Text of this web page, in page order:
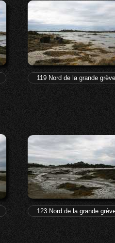
119 Nord de la grande grève
123 Nord de la grande